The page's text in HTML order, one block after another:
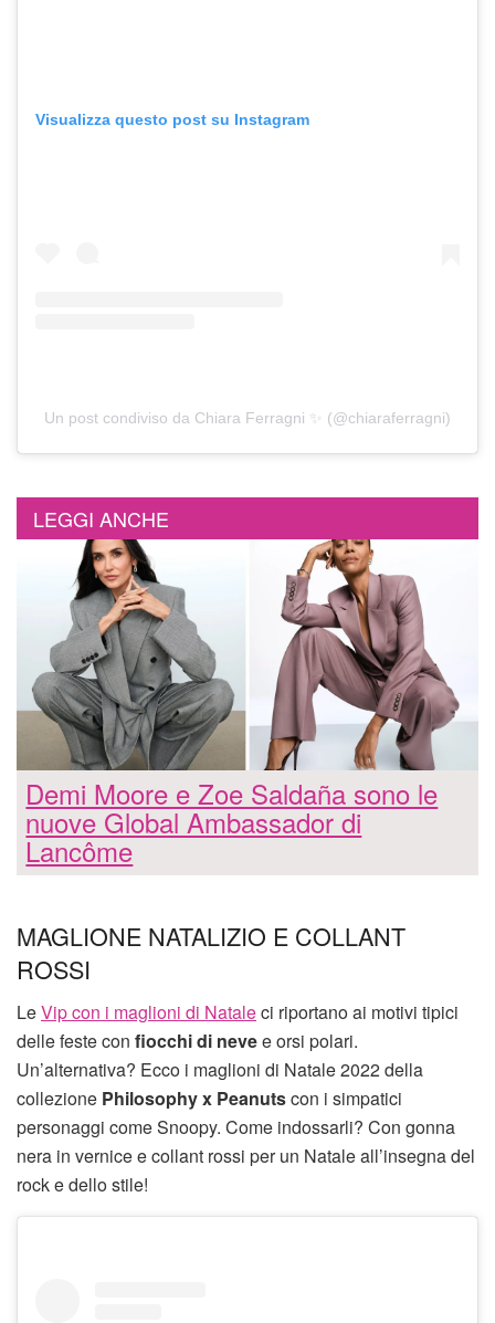
Visualizza questo post su Instagram
Un post condiviso da Chiara Ferragni ✨ (@chiaraferragni)
LEGGI ANCHE
Demi Moore e Zoe Saldaña sono le
nuove Global Ambassador di
Lancôme
MAGLIONE NATALIZIO E COLLANT
ROSSI
LeVip con i maglioni di Nataleci riportano ai motivi tipici
delle feste con fiocchi di nevee orsi polari.
Un’alternativa? Ecco i maglioni di Natale 2022 della
collezione Philosophy x Peanutscon i simpatici
personaggi come Snoopy. Come indossarli? Con gonna
nera in vernice e collant rossi per un Natale all’insegna del
rock e dello stile!